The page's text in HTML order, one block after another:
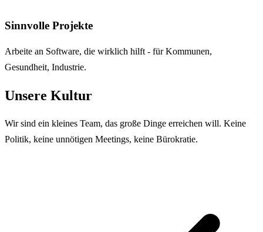
Sinnvolle Projekte
Arbeite an Software, die wirklich hilft - für Kommunen,
Gesundheit, Industrie.
Unsere Kultur
Wir sind ein kleines Team, das große Dinge erreichen will. Keine
Politik, keine unnötigen Meetings, keine Bürokratie.